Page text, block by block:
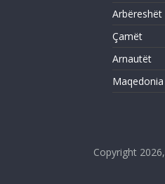
Arbëreshët
Çamët
Arnautët
Maqedonia
Copyright 2026,